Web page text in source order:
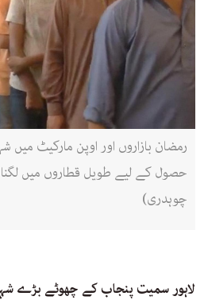
رمضان بازاروں اور اوپن مارکیٹ
حصول کے لیے طویل قطاروں میں لگنا
چوہدری)
لاہور سمیت پنجاب کے چھوٹے بڑے